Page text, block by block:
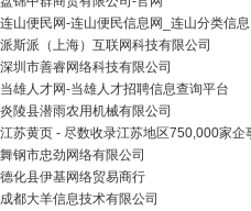
连山便民网-连山便民信息网_连山分类信
派斯派（上海）互联网科技有限公司
深圳市善睿网络科技有限公司
当雄人才网-当雄人才招聘信息查询平台
炎陵县潜雨农用机械有限公司
江苏黄页 - 尽数收录江苏地区750,000家企
舞钢市忠劲网络有限公司
德化县伊基网络贸易商行
成都大羊信息技术有限公司